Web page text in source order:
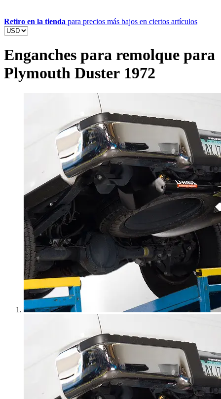
Retiro en la tienda para precios más bajos en ciertos artículos
Enganches para remolque para
Plymouth Duster 1972